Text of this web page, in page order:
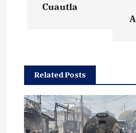
a
c
Cuautla
Related Posts